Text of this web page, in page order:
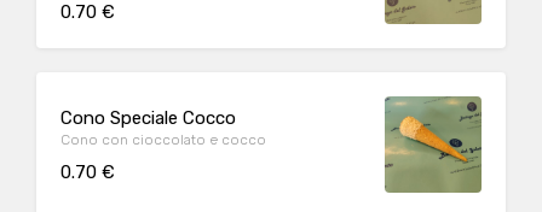
0.70 €
Cono Speciale Cocco
Cono con cioccolato e cocco
0.70 €